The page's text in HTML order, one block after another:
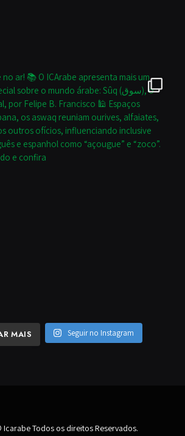
MAIS Seguir no Instagram
Todos os direitos Reservados.